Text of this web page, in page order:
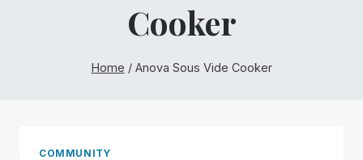
Cooker
Home / Anova Sous Vide Cooker
COMMUNITY